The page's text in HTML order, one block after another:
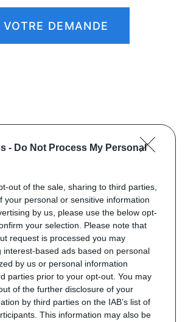
- Do Not Process My Personal
out of the sale, sharing to third parties,
your personal or sensitive information
by us, please use the below opt-
your selection. Please note that
request is processed you may
interest-based ads based on personal
by us or personal information
parties prior to your opt-out. You may
of the further disclosure of your
by third parties on the IAB’s list of
This information may also be
VOTRE DEMANDE